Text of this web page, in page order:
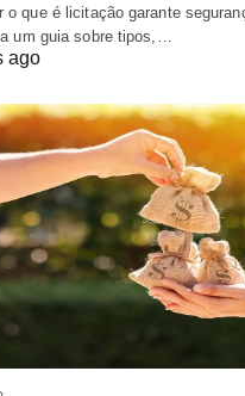
o que é licitação garante
um guia sobre tipos,…
ago